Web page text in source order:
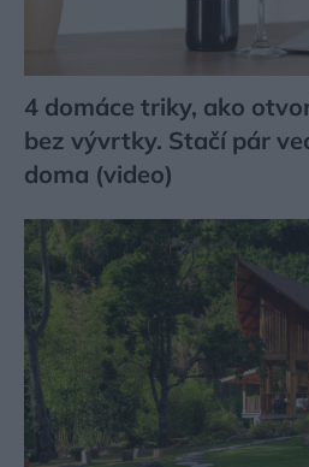
4 domáce triky, ako
bez vývrtky. Stačí pár
doma (video)